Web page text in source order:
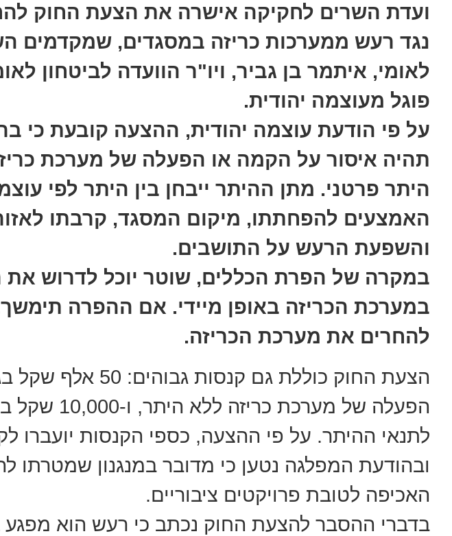
ועדת השרים לחקיקה אישרה את הצעת החוק
נגד רעש ממערכות כריזה במסגדים, שמקדמים
לאומי, איתמר בן גביר, ויו"ר הוועדה לביטחון
פוגל מעוצמה יהודית.
על פי הודעת עוצמה יהודית, ההצעה קובעת כי
תהיה איסור על הקמה או הפעלה של מערכת
היתר פרטני. מתן ההיתר ייבחן בין היתר לפי
האמצעים להפחתתו, מיקום המסגד, קרבתו
והשפעת הרעש על התושבים.
במקרה של הפרת הכללים, שוטר יוכל לדרוש
במערכת הכריזה באופן מיידי. אם ההפרה
להחרים את מערכת הכריזה.
הצעת החוק כוללת גם קנסות
הפעלה של מערכת
לתנאי ההיתר. על פי ההצעה, כספי הקנסות יועברו
ובהודעת המפלגה נטען כי מדובר במנגנון שמטרתו
האכיפה לטובת פרויקטים ציבוריים.
בדברי ההסבר להצעת החוק נכתב כי רעש הוא מפגע